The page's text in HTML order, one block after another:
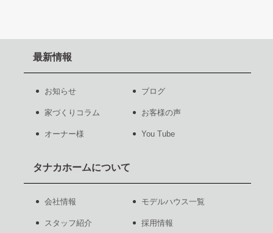
最新情報
お知らせ ブログ
家づくりコラム お客様の声
オーナー様 You Tube
タナカホームについて
会社情報 モデルハウス一覧
スタッフ紹介 採用情報